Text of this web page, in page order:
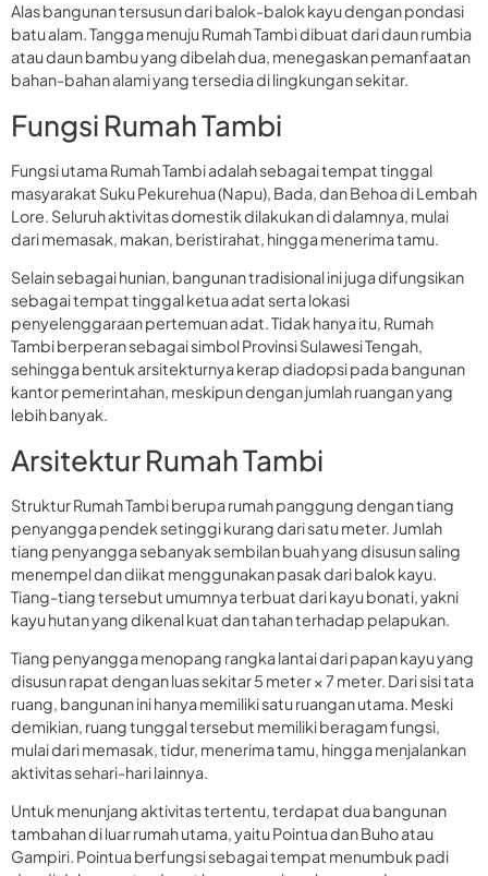
Alas bangunan tersusun dari balok-balok kayu dengan pondasi
batu alam. Tangga menuju Rumah Tambi dibuat dari daun rumbia
atau daun bambu yang dibelah dua, menegaskan pemanfaatan
bahan-bahan alami yang tersedia di lingkungan sekitar.
Fungsi Rumah Tambi
Fungsi utama Rumah Tambi adalah sebagai tempat tinggal
masyarakat Suku Pekurehua (Napu), Bada, dan Behoa di Lembah
Lore. Seluruh aktivitas domestik dilakukan di dalamnya, mulai
dari memasak, makan, beristirahat, hingga menerima tamu.
Selain sebagai hunian, bangunan tradisional ini juga difungsikan
sebagai tempat tinggal ketua adat serta lokasi
penyelenggaraan pertemuan adat. Tidak hanya itu, Rumah
Tambi berperan sebagai simbol Provinsi Sulawesi Tengah,
sehingga bentuk arsitekturnya kerap diadopsi pada bangunan
kantor pemerintahan, meskipun dengan jumlah ruangan yang
lebih banyak.
Arsitektur Rumah Tambi
Struktur Rumah Tambi berupa rumah panggung dengan tiang
penyangga pendek setinggi kurang dari satu meter. Jumlah
tiang penyangga sebanyak sembilan buah yang disusun saling
menempel dan diikat menggunakan pasak dari balok kayu.
Tiang-tiang tersebut umumnya terbuat dari kayu bonati, yakni
kayu hutan yang dikenal kuat dan tahan terhadap pelapukan.
Tiang penyangga menopang rangka lantai dari papan kayu yang
disusun rapat dengan luas sekitar 5 meter × 7 meter. Dari sisi tata
ruang, bangunan ini hanya memiliki satu ruangan utama. Meski
demikian, ruang tunggal tersebut memiliki beragam fungsi,
mulai dari memasak, tidur, menerima tamu, hingga menjalankan
aktivitas sehari-hari lainnya.
Untuk menunjang aktivitas tertentu, terdapat dua bangunan
tambahan di luar rumah utama, yaitu Pointua dan Buho atau
Gampiri. Pointua berfungsi sebagai tempat menumbuk padi